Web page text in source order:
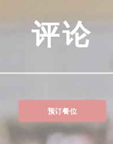
评论
预订餐位